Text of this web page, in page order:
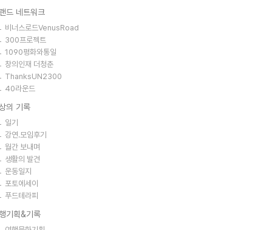
드 네트워크
비너스로드VenusRoad
300프로젝트
1090평화와통일
창의인재 더청춘
ThanksUN2300
40라운드
의 기록
일기
강연.모임후기
월간 보내며
생활의 발견
운동일지
포토에세이
푸드테라피
기획&기록